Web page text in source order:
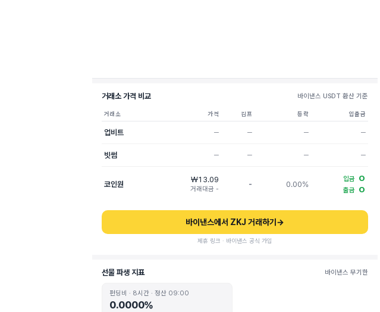
거래소 가격 비교 바이낸스 USDT 환산 기준
거래소 가격 김프 등락 입출금
업비트 ─ ─ ─ ─
빗썸 ─ ─ ─ ─
코인원
₩13.09
거래대금 -
- 0.00%
입금 O
출금 O
바이낸스에서 ZKJ 거래하기 →
제휴 링크 · 바이낸스 공식 가입
선물 파생 지표 바이낸스 무기한
펀딩비 · 8시간 · 정산 09:00
0.0000%